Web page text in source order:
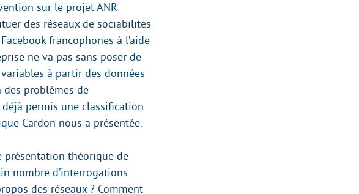
sur le projet ANR
des réseaux de sociabilités
francophones à l’aide
ne va pas sans poser de
à partir des données
problèmes de
permis une classification
Cardon nous a présentée.
présentation théorique de
nombre d’interrogations
des réseaux ? Comment